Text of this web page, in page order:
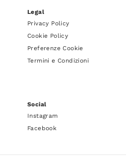
Legal
Privacy Policy
Cookie Policy
Preferenze Cookie
Termini e Condizioni
Social
Instagram
Facebook